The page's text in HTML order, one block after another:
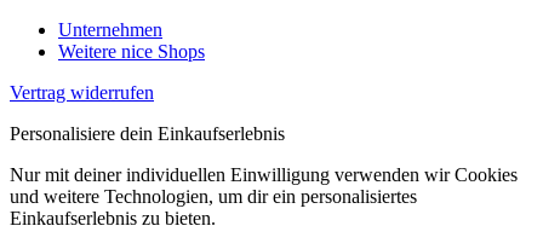
Unternehmen
Weitere nice Shops
Vertrag widerrufen
Personalisiere dein Einkaufserlebnis
Nur mit deiner individuellen Einwilligung verwenden wir Cookies
und weitere Technologien, um dir ein personalisiertes
Einkaufserlebnis zu bieten.